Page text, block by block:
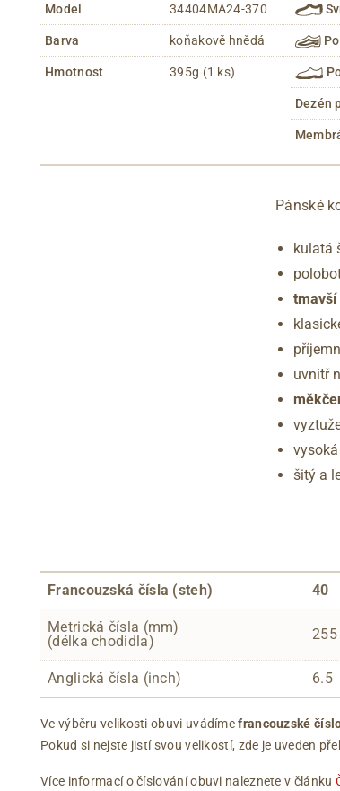
Model 34404MA24-370
Barva koňakově hnědá
Hmotnost 395g (1 ks)
Dezén
Pánské
kulatá
tmavší
uvnitř
šitý a
Francouzská čísla (steh) 40
Metrická čísla (mm)
(délka chodidla)
255
Anglická čísla (inch) 6.5
Ve výběru velikosti obuvi uvádímefrancouzské
Pokud si nejste jistí svou velikostí, zde je uveden
Více informací o číslování obuvi naleznete v článku